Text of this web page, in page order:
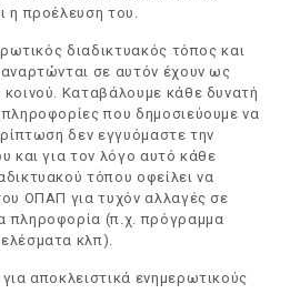
η προέλευση του.
διαδικτυακός τόπος και
σε αυτόν έχουν ως
Καταβάλουμε κάθε δυνατή
που δημοσιεύουμε να
δεν εγγυόμαστε την
και για τον λόγο αυτό κάθε
τόπου οφείλει να
ΟΠΑΠ για τυχόν αλλαγές σε
πληροφορία (π.χ. πρόγραμμα
κλπ).
αποκλειστικά ενημερωτικούς